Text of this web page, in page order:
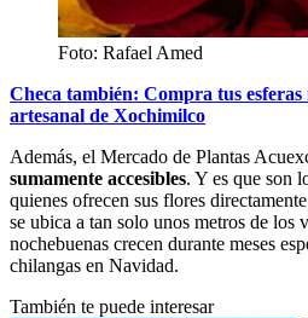
Foto: Rafael Amed
Checa también: Compra tus esferas
artesanal de Xochimilco
Además, el Mercado de Plantas
sumamente accesibles. Y es que son
quienes ofrecen sus flores
se ubica a tan solo unos metros de los
nochebuenas crecen durante meses
chilangas en Navidad.
También te puede interesar